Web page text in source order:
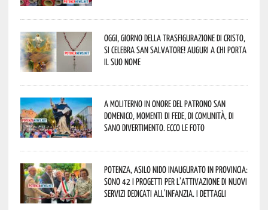
Oggi, giorno della Trasfigurazione di Cristo,
si celebra San Salvatore! Auguri a chi porta
il suo nome
A Moliterno in onore del Patrono San
Domenico, momenti di fede, di comunità, di
sano divertimento. Ecco le foto
Potenza, asilo nido inaugurato in provincia:
sono 42 i progetti per l’attivazione di nuovi
servizi dedicati all’infanzia. I dettagli